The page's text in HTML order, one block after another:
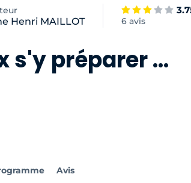
Henri MAILLOT 6 avis
s'y préparer ...
Avis